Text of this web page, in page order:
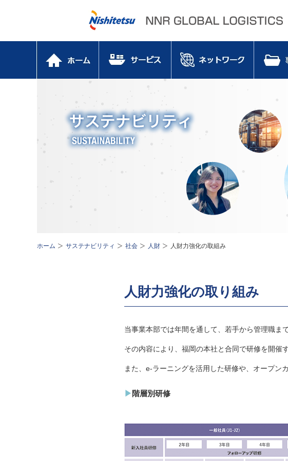
ホーム サステナビリティ 社会 人財 人財力強化の取組み
人財力強化の取り組み
当事業本部では年間を通して、若手から管理職ま
その内容により、福岡の本社と合同で研修を開催
また、e-ラーニングを活用した研修や、オープン
階層別研修